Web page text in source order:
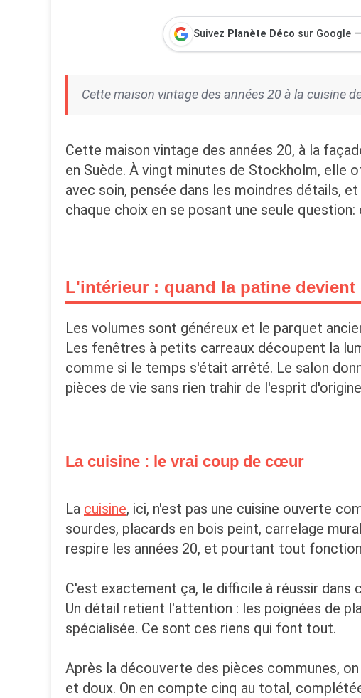
Suivez Planète Déco sur Google
Cette maison vintage des années 20 à la cuisine
Cette maison vintage des années 20, à la
en Suède. À vingt minutes de Stockholm, elle
avec soin, pensée dans les moindres détails,
chaque choix en se posant une seule
L'intérieur : quand la patine devient
Les volumes sont généreux et le parquet
Les fenêtres à petits carreaux découpent la
comme si le temps s'était arrêté. Le salon
pièces de vie sans rien trahir de l'esprit
La cuisine : le vrai coup de cœur
La cuisine, ici, n'est pas une cuisine ouverte
sourdes, placards en bois peint, carrelage
respire les années 20, et pourtant tout
C'est exactement ça, le difficile à réussir dans
Un détail retient l'attention : les poignées de
spécialisée. Ce sont ces riens qui font tout.
Après la découverte des pièces communes,
et doux. On en compte cinq au total,